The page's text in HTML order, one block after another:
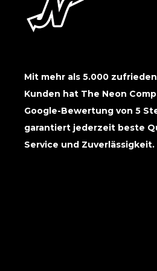
Mit mehr als 5.000
Kunden hat The Neon
Google-Bewertung von 5
garantiert jederzeit beste
Service und Zuverlässigkeit.